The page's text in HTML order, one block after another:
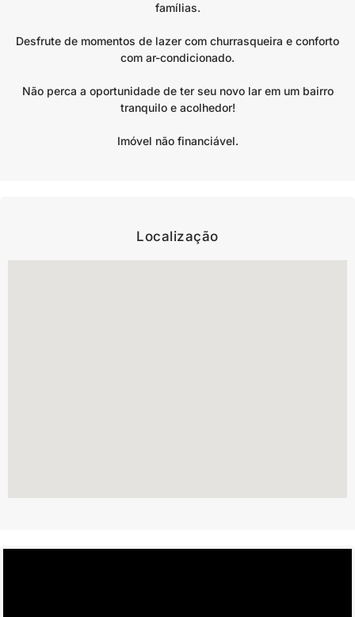
famílias.
Desfrute de momentos de lazer com churrasqueira e conforto
com ar-condicionado.
Não perca a oportunidade de ter seu novo lar em um bairro
tranquilo e acolhedor!
Imóvel não financiável.
Localização